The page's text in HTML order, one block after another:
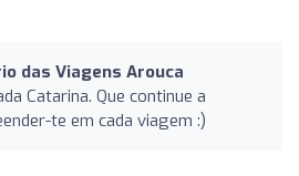
das Viagens Arouca
Catarina. Que continue a
te em cada viagem :)